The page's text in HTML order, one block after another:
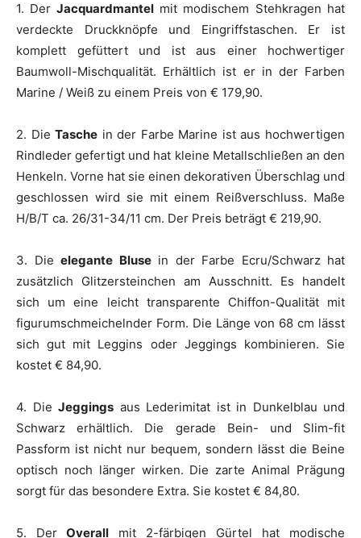
1. Der Jacquardmantelmit modischem Stehkragen hat
verdeckte Druckknöpfe und Eingriffstaschen. Er ist
komplett gefüttert und ist aus einer hochwertiger
Baumwoll-Mischqualität. Erhältlich ist er in der Farben
Marine / Weiß zu einem Preis von € 179,90.
2. DieTasche in der Farbe Marine ist aus hochwertigen
Rindleder gefertigt und hat kleine Metallschließen an den
Henkeln. Vorne hat sie einen dekorativen Überschlag und
geschlossen wird sie mit einem Reißverschluss. Maße
H/B/T ca. 26/31-34/11 cm. Der Preis beträgt € 219,90.
3. Die elegante Blusein der Farbe Ecru/Schwarz hat
zusätzlich Glitzersteinchen am Ausschnitt. Es handelt
sich um eine leicht transparente Chiffon-Qualität mit
figurumschmeichelnder Form. Die Länge von 68 cm lässt
sich gut mit Leggins oder Jeggings kombinieren. Sie
kostet € 84,90.
4. Die Jeggings aus Lederimitat ist in Dunkelblau und
Schwarz erhältlich. Die gerade Bein- und Slim-fit
Passform ist nicht nur bequem, sondern lässt die Beine
optisch noch länger wirken. Die zarte Animal Prägung
sorgt für das besondere Extra. Sie kostet € 84,80.
5. Der Overall mit 2-färbigen Gürtel hat modische